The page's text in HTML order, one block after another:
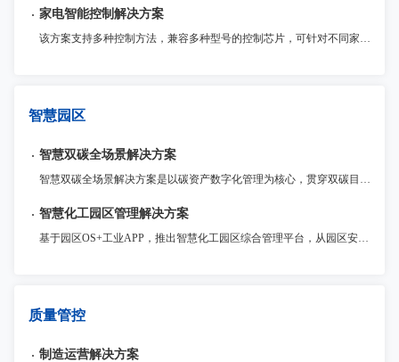
家电智能控制解决方案
该方案支持多种控制方法，兼容多种型号的控制芯片，可针对不同家电应用场景进行优化和定制。此外，该解决方案还提供了诸多安全保护功能和稳定性保障，确保产品的高质量和可靠性
智慧园区
智慧双碳全场景解决方案
智慧双碳全场景解决方案是以碳资产数字化管理为核心，贯穿双碳目标规划、减碳路径实施的全流程服务体系，通过物联网、大数据、AI等数字化技术深度融合，赋能企业实现数字化可持续建设与绿色转型。
智慧化工园区管理解决方案
基于园区OS+工业APP，推出智慧化工园区综合管理平台，从园区安全、环保、环境、能源、应急、管理等多方面入手，运用工业互联网技术手段，融入智慧化工园区的各个环境当中，解决化工园区和企业不同场景需求，为化工园区和园区内的企业数字化赋能，打造一个安全、便捷、高效、节能、智能的数智化工产业园区。
质量管控
制造运营解决方案